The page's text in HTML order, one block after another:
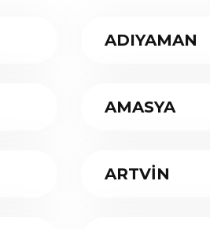
ADIYAMAN
AMASYA
ARTVİN